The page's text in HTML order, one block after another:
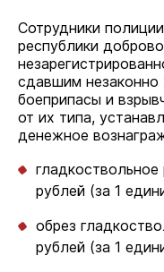
Сотрудники
республики
сдавшим
боеприпасы и
от их типа,
денежное
рублей (за 1
обрез
рублей (за 1